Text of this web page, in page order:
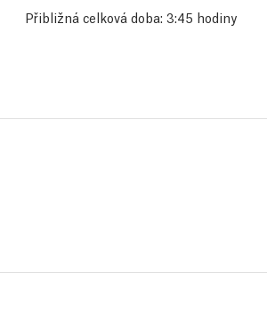
Přibližná celková doba: 3:45 hodiny